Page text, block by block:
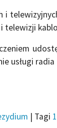
i telewizji
usługi radia
| Tagi